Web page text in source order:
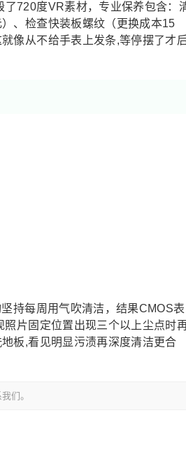
了720度VR素材，专业保养包含：
、检查快装板螺纹（更换成本15
像从不给手表上发条,等停摆了才
持每周用气吹清洁，结果CMOS表
片固定位置出现三个以上尘点时
板,看见明显污渍再深度清洁更合
们。